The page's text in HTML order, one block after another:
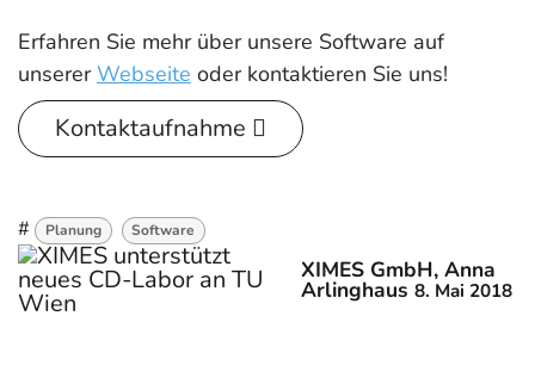
Erfahren Sie mehr über unsere Software auf
unserer Webseite oder kontaktieren Sie uns!
Kontaktaufnahme
# Planung Software
XIMES GmbH, Anna
Arlinghaus 8. Mai 2018